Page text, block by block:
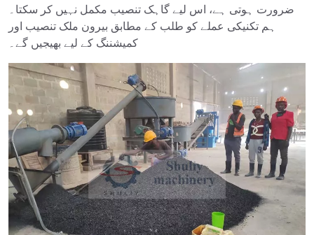
ضرورت ہوتی ہے، اس لیے گاہک تنصیب مکمل نہیں کر سکتا۔
ہم تکنیکی عملے کو طلب کے مطابق بیرون ملک تنصیب اور
کمیشننگ کے لیے بھیجیں گے۔